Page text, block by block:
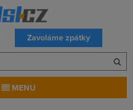
Zavoláme zpátky
MENU